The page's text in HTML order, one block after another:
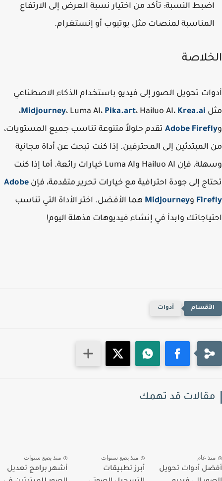
النسبة: تأكد من اختيار نسبة العرض إلى الارتفاع
لمنصات مثل يوتيوب أو إنستغرام.
تحويل الصور إلى فيديو باستخدام الذكاء الاصطناعي
Midjourney، Luma AI،Pika.art، Hailuo AI،Krea.ai
،
Adobeتقدم حلولاً متنوعة تناسب جميع المستويات،
إلى المحترفين. إذا كنت تبحث عن أداة مجانية
وسهلة، فإن Hailuo AI وLuma AI خيارات رائعة. أما إذا كنت
إلى جودة احترافية مع خيارات تحرير متقدمة، فإنAdobe
وMidjourneyهما الأفضل. اختر الأداة التي تناسب
وابدأ في إنشاء فيديوهات مذهلة اليوم!
أدوات
قد تهمك
عام
أدوات تحويل
منذ بضع سنوات
أبرز تطبيقات
منذ بضع سنوات
أشهر برامج تعديل